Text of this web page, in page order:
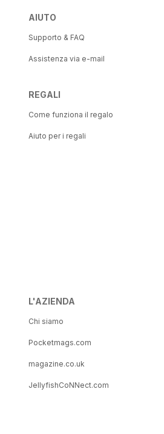
AIUTO
Supporto & FAQ
Assistenza via e-mail
REGALI
Come funziona il regalo
Aiuto per i regali
L'AZIENDA
Chi siamo
Pocketmags.com
magazine.co.uk
JellyfishCoNNect.com